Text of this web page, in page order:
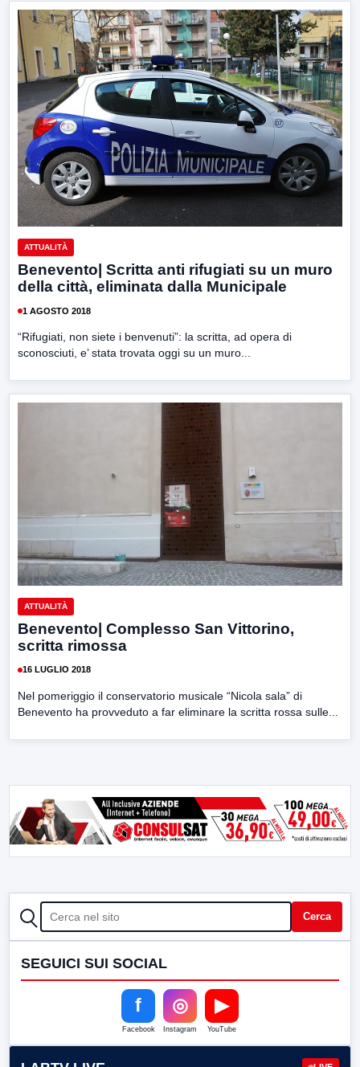
ATTUALITÀ
Benevento| Scritta anti rifugiati su un muro
della città, eliminata dalla Municipale
1 AGOSTO 2018
“Rifugiati, non siete i benvenuti”: la scritta, ad opera di
sconosciuti, e’ stata trovata oggi su un muro...
ATTUALITÀ
Benevento| Complesso San Vittorino,
scritta rimossa
16 LUGLIO 2018
Nel pomeriggio il conservatorio musicale “Nicola sala” di
Benevento ha provveduto a far eliminare la scritta rossa sulle...
CERCA Cerca
SEGUICI SUI SOCIAL
f
Facebook
◎
Instagram
▶
YouTube